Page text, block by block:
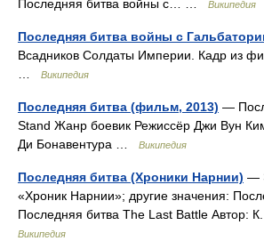
Последняя битва войны с… …
Википедия
Последняя битва войны с
Всадников Солдаты Империи. Кадр из
Википедия
Последняя битва (фильм, 2013) —
Stand Жанр боевик Режиссёр Джи Вун
Ди Бонавентура …
Википедия
Последняя битва (Хроники Нарнии) —
«Хроник Нарнии»; другие значения:
Последняя битва The Last Battle
Википедия